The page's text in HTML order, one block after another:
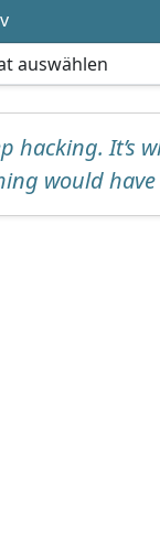
hacking. It’s
would have